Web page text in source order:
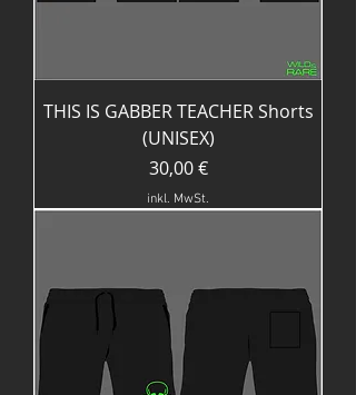
THIS IS GABBER TEACHER Shorts
(UNISEX)
Preis
30,00 €
inkl. MwSt.